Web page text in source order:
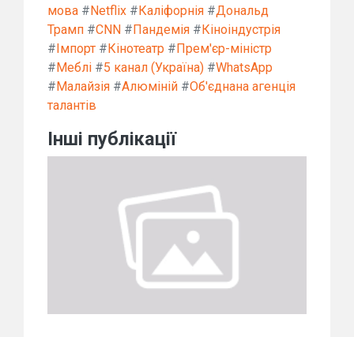
мова #Netflix #Каліфорнія #Дональд
Трамп #CNN #Пандемія #Кіноіндустрія
#Імпорт #Кінотеатр #Прем'єр-міністр
#Меблі #5 канал (Україна) #WhatsApp
#Малайзія #Алюміній #Об'єднана агенція
талантів
Інші публікації